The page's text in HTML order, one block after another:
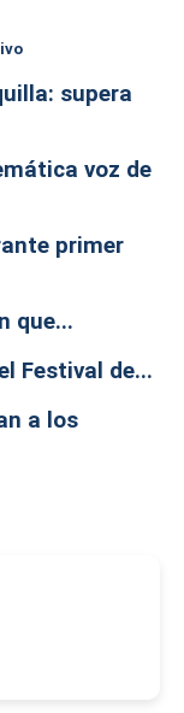
supera
voz de
primer
que...
Festival de...
a los